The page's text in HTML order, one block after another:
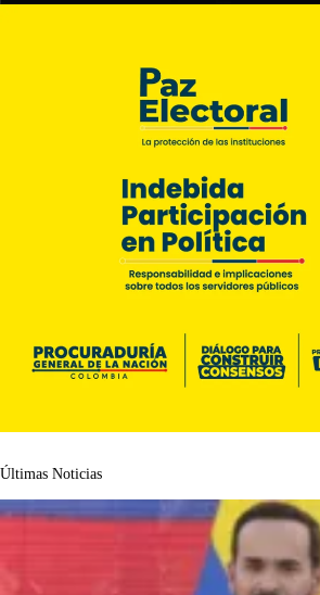
Últimas Noticias